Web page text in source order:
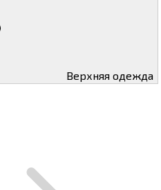
Верхняя одежда